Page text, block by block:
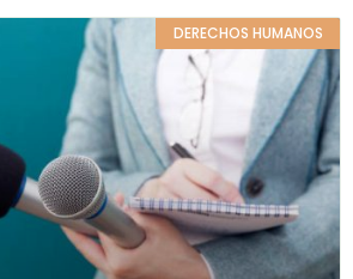
DERECHOS HUMANOS